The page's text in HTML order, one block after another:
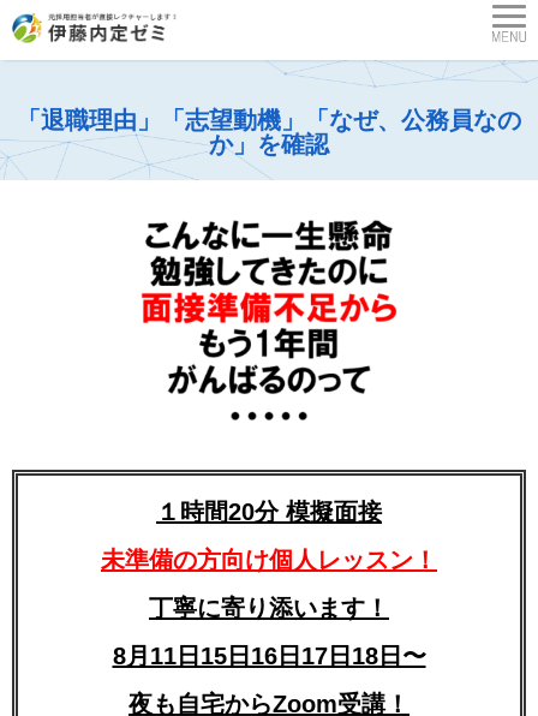
「退職理由」「志望動機」「なぜ、公務員なの
か」を確認
１時間20分 模擬面接
未準備の方向け個人レッスン！
丁寧に寄り添います！
8月11日15日16日17日18日〜
夜も自宅からZoom受講！